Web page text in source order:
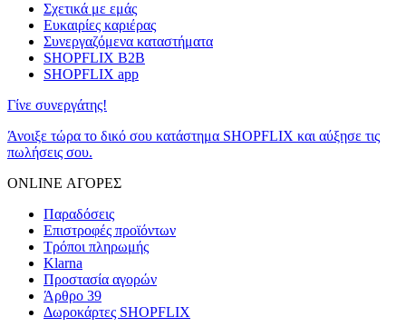
Σχετικά με εμάς
Ευκαιρίες καριέρας
Συνεργαζόμενα καταστήματα
SHOPFLIX B2B
SHOPFLIX app
Γίνε συνεργάτης!
Άνοιξε τώρα το δικό σου κατάστημα SHOPFLIX και αύξησε τις
πωλήσεις σου.
ONLINE ΑΓΟΡΕΣ
Παραδόσεις
Επιστροφές προϊόντων
Τρόποι πληρωμής
Klarna
Προστασία αγορών
Άρθρο 39
Δωροκάρτες SHOPFLIX